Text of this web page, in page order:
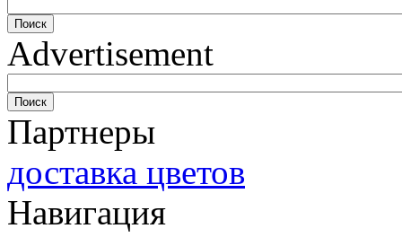
Advertisement
Партнеры
доставка цветов
Навигация